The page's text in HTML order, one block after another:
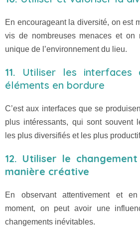
En encourageant la diversité, on est
vis de nombreuses menaces et on
unique de l’environnement du lieu.
11. Utiliser les interfaces
éléments en bordure
C’est aux interfaces que se
plus intéressants, qui sont souvent
les plus diversifiés et les plus
12. Utiliser le
manière créative
En observant attentivement et
moment, on peut avoir une
changements inévitables.